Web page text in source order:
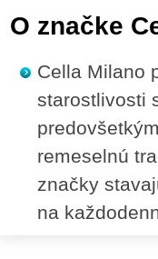
O značke
Cella Milano
starostlivosti
remeselnú
značky
na